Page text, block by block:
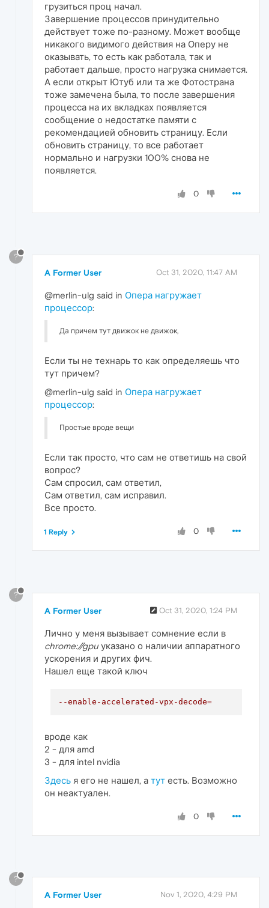
грузиться проц начал.
Завершение процессов принудительно
действует тоже по-разному. Может вообще
никакого видимого действия на Оперу не
оказывать, то есть как работала, так и
работает дальше, просто нагрузка снимается.
А если открыт Ютуб или та же Фотострана
тоже замечена была, то после завершения
процесса на их вкладках появляется
сообщение о недостатке памяти с
рекомендацией обновить страницу. Если
обновить страницу, то все работает
нормально и нагрузки 100% снова не
появляется.
0
?
A Former User Oct 31, 2020, 11:47 AM
@merlin-ulg said in Опера нагружает
процессор:
Да причем тут движок не движок,
Если ты не технарь то как определяешь что
тут причем?
@merlin-ulg said in Опера нагружает
процессор:
Простые вроде вещи
Если так просто, что сам не ответишь на свой
вопрос?
Сам спросил, сам ответил,
Сам ответил, сам исправил.
Все просто.
0
1 Reply
?
A Former User Oct 31, 2020, 1:24 PM
Лично у меня вызывает сомнение если в
chrome://gpu указано о наличии аппаратного
ускорения и других фич.
Нашел еще такой ключ
--enable-accelerated-vpx-decode=
вроде как
2 - для amd
3 - для intel nvidia
Здесь я его не нашел, а тут есть. Возможно
он неактуален.
0
?
A Former User Nov 1, 2020, 4:29 PM